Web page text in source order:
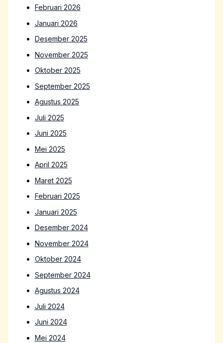
Februari 2026
Januari 2026
Desember 2025
November 2025
Oktober 2025
September 2025
Agustus 2025
Juli 2025
Juni 2025
Mei 2025
April 2025
Maret 2025
Februari 2025
Januari 2025
Desember 2024
November 2024
Oktober 2024
September 2024
Agustus 2024
Juli 2024
Juni 2024
Mei 2024